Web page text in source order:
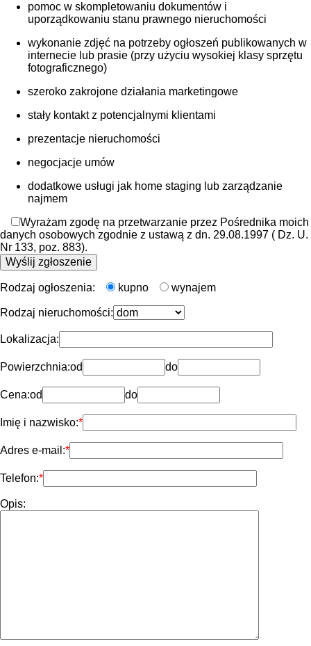
pomoc w skompletowaniu dokumentów i
uporządkowaniu stanu prawnego nieruchomości
wykonanie zdjęć na potrzeby ogłoszeń publikowanych w
internecie lub prasie (przy użyciu wysokiej klasy sprzętu
fotograficznego)
szeroko zakrojone działania marketingowe
stały kontakt z potencjalnymi klientami
prezentacje nieruchomości
negocjacje umów
dodatkowe usługi jak home staging lub zarządzanie
najmem
Wyrażam zgodę na przetwarzanie przez Pośrednika moich
danych osobowych zgodnie z ustawą z dn. 29.08.1997 ( Dz. U.
Nr 133, poz. 883).
Rodzaj ogłoszenia: kupno wynajem
Rodzaj nieruchomości:
Lokalizacja:
Powierzchnia:od do
Cena:od do
Imię i nazwisko:
Adres e-mail:
Telefon:
Opis: